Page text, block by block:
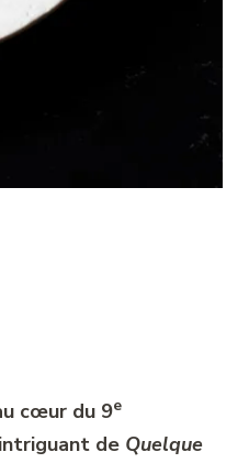
cœur du 9e
de Quelque